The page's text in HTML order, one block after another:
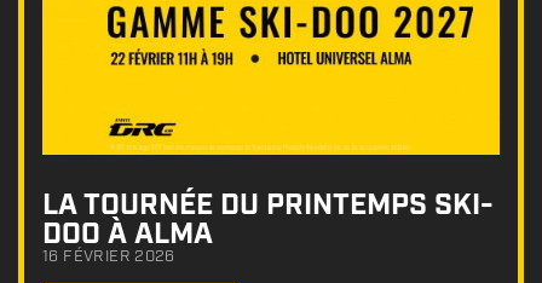
LA TOURNÉE DU PRINTEMPS SKI-
DOO À ALMA
16 FÉVRIER 2026